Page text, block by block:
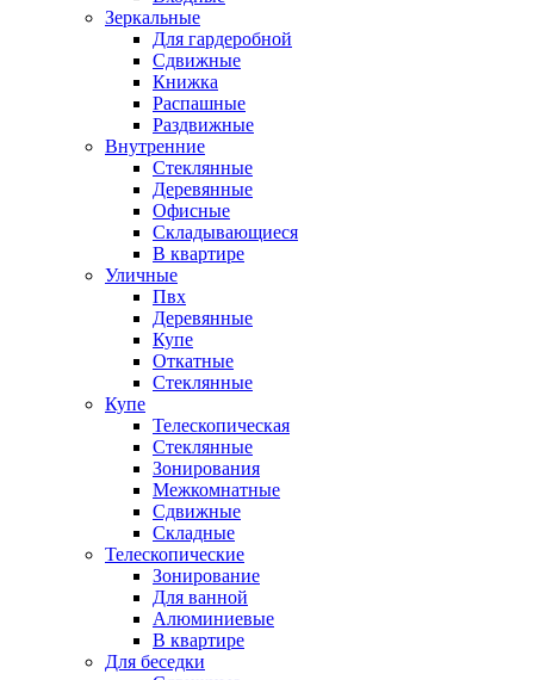
Зеркальные
Для гардеробной
Сдвижные
Книжка
Распашные
Раздвижные
Внутренние
Стеклянные
Деревянные
Офисные
Складывающиеся
В квартире
Уличные
Пвх
Деревянные
Купе
Откатные
Стеклянные
Купе
Телескопическая
Стеклянные
Зонирования
Межкомнатные
Сдвижные
Складные
Телескопические
Зонирование
Для ванной
Алюминиевые
В квартире
Для беседки